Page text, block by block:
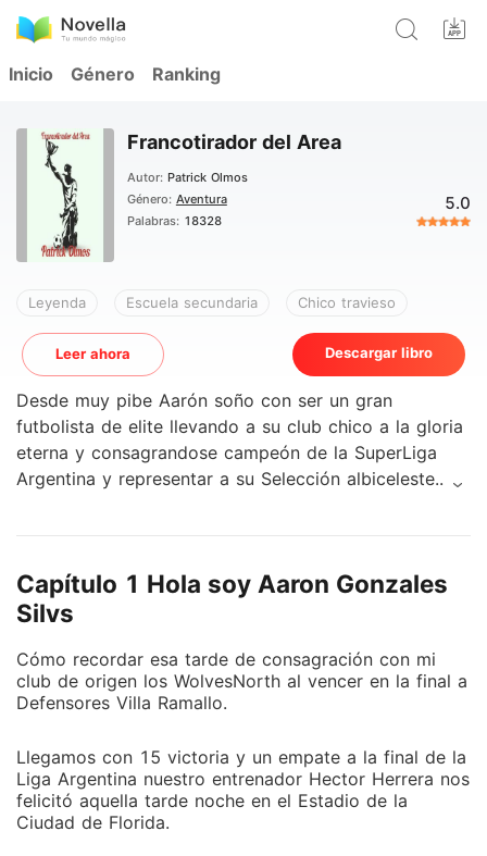
Inicio Género Ranking
Francotirador del Area
Autor: Patrick Olmos
Género: Aventura
Palabras: 18328
5.0
Leyenda Escuela secundaria Chico travieso
Leer ahora Descargar libro
Desde muy pibe Aarón soño con ser un gran
futbolista de elite llevando a su club chico a la gloria
eterna y consagrandose campeón de la SuperLiga
Argentina y representar a su Selección albiceleste.
grande de la elite Argentina más preciso en Club
Defensores de Nuñez de Bs As. Además es sobrino
con esta historia de locos. El mundo se sorprenderá
al escuchar nombrar al gran Aarón Gonzáles Silva
más conocido cómo el FrancoTirador del área.
¿Será campeón? ¿Qué relacion tendrá con el
Caballero Escarlata? Averiguenlo en esta loca historia
de futbol,drama y accion en el campo de la victoria.
Capítulo 1 Hola soy Aaron Gonzales
Silvs
Cómo recordar esa tarde de consagración con mi
club de origen los WolvesNorth al vencer en la final a
Defensores Villa Ramallo.
Llegamos con 15 victoria y un empate a la final de la
Liga Argentina nuestro entrenador Hector Herrera nos
felicitó aquella tarde noche en el Estadio de la
Ciudad de Florida.